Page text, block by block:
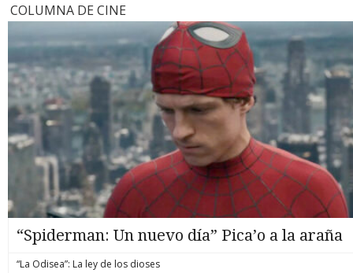
COLUMNA DE CINE
“Spiderman: Un nuevo día” Pica’o a la araña
“La Odisea”: La ley de los dioses